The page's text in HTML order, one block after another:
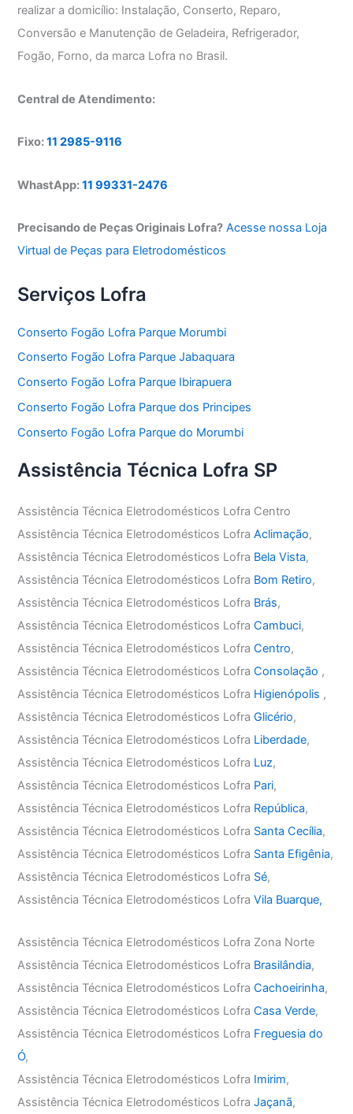
realizar a domicílio: Instalação, Conserto, Reparo,
Conversão e Manutenção de Geladeira, Refrigerador,
Fogão, Forno, da marca Lofra no Brasil.
Central de Atendimento:
Fixo:11 2985-9116
WhastApp:11 99331-2476
Precisando de Peças Originais Lofra? Acesse nossa Loja
Virtual de Peças para Eletrodomésticos
Serviços Lofra
Conserto Fogão Lofra Parque Morumbi
Conserto Fogão Lofra Parque Jabaquara
Conserto Fogão Lofra Parque Ibirapuera
Conserto Fogão Lofra Parque dos Principes
Conserto Fogão Lofra Parque do Morumbi
Assistência Técnica Lofra SP
Assistência Técnica Eletrodomésticos Lofra Centro
Assistência Técnica Eletrodomésticos LofraAclimação,
Assistência Técnica Eletrodomésticos Lofra Bela Vista,
Assistência Técnica Eletrodomésticos Lofra Bom Retiro,
Assistência Técnica Eletrodomésticos Lofra Brás,
Assistência Técnica Eletrodomésticos LofraCambuci,
Assistência Técnica Eletrodomésticos LofraCentro,
Assistência Técnica Eletrodomésticos LofraConsolação ,
Assistência Técnica Eletrodomésticos Lofra Higienópolis ,
Assistência Técnica Eletrodomésticos LofraGlicério,
Assistência Técnica Eletrodomésticos Lofra Liberdade,
Assistência Técnica Eletrodomésticos Lofra Luz,
Assistência Técnica Eletrodomésticos Lofra Pari,
Assistência Técnica Eletrodomésticos Lofra República,
Assistência Técnica Eletrodomésticos Lofra Santa Cecília,
Assistência Técnica Eletrodomésticos Lofra Santa Efigênia,
Assistência Técnica Eletrodomésticos Lofra Sé,
Assistência Técnica Eletrodomésticos LofraVila Buarque,
Assistência Técnica Eletrodomésticos Lofra Zona Norte
Assistência Técnica Eletrodomésticos Lofra Brasilândia,
Assistência Técnica Eletrodomésticos LofraCachoeirinha,
Assistência Técnica Eletrodomésticos LofraCasa Verde,
Assistência Técnica Eletrodomésticos Lofra Freguesia do
Ó,
Assistência Técnica Eletrodomésticos Lofra Imirim,
Assistência Técnica Eletrodomésticos LofraJaçanã,